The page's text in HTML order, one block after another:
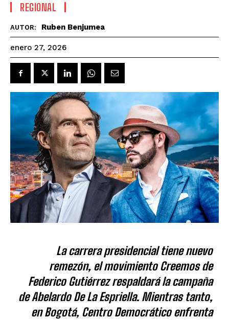
REGIONAL
AUTOR: Ruben Benjumea
enero 27, 2026
La carrera presidencial tiene nuevo
remezón, el movimiento Creemos de
Federico Gutiérrez respaldará la campaña
de Abelardo De La Espriella. Mientras tanto,
en Bogotá, Centro Democrático enfrenta